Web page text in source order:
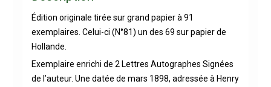
Édition originale tirée sur grand papier à 91
exemplaires. Celui-ci (N°81) un des 69 sur papier de
Hollande.
Exemplaire enrichi de 2 Lettres Autographes Signées
de l’auteur. Une datée de mars 1898, adressée à Henry